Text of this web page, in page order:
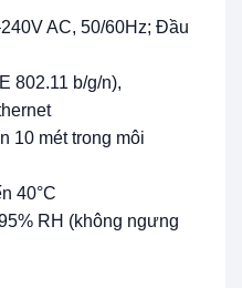
AC, 50/60Hz; Đầu
802.11 b/g/n),
10 mét trong môi
40°C
RH (không ngưng